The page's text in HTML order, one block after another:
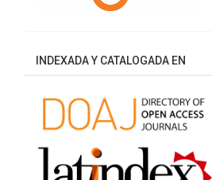
INDEXADA Y CATALOGADA EN